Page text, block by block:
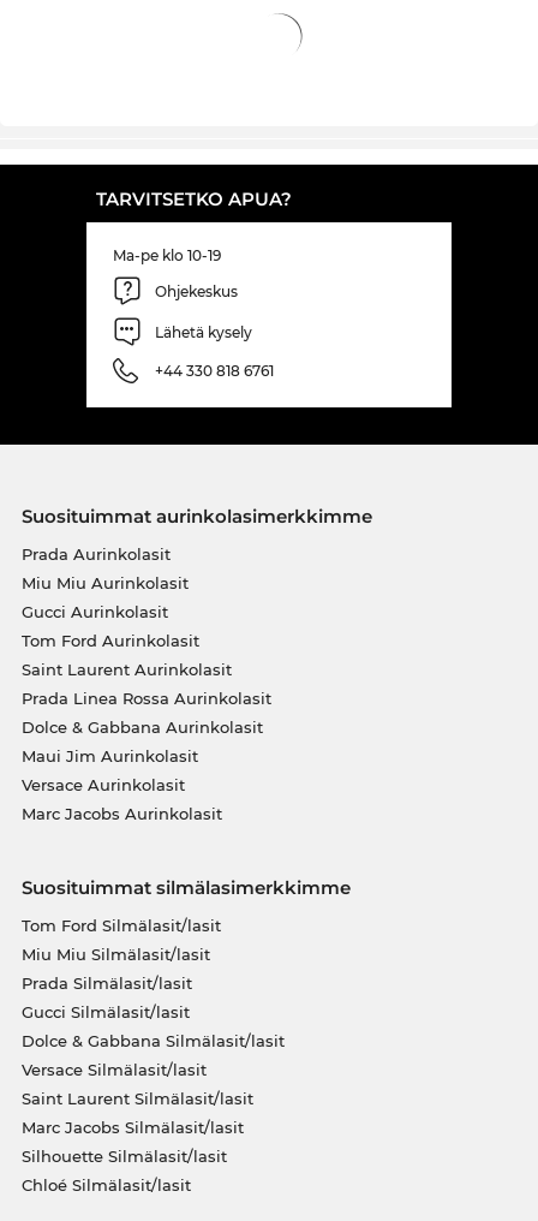
TARVITSETKO APUA?
Ma-pe klo 10-19
Ohjekeskus
Lähetä kysely
+44 330 818 6761
Suosituimmat aurinkolasimerkkimme
Prada Aurinkolasit
Miu Miu Aurinkolasit
Gucci Aurinkolasit
Tom Ford Aurinkolasit
Saint Laurent Aurinkolasit
Prada Linea Rossa Aurinkolasit
Dolce & Gabbana Aurinkolasit
Maui Jim Aurinkolasit
Versace Aurinkolasit
Marc Jacobs Aurinkolasit
Suosituimmat silmälasimerkkimme
Tom Ford Silmälasit/lasit
Miu Miu Silmälasit/lasit
Prada Silmälasit/lasit
Gucci Silmälasit/lasit
Dolce & Gabbana Silmälasit/lasit
Versace Silmälasit/lasit
Saint Laurent Silmälasit/lasit
Marc Jacobs Silmälasit/lasit
Silhouette Silmälasit/lasit
Chloé Silmälasit/lasit